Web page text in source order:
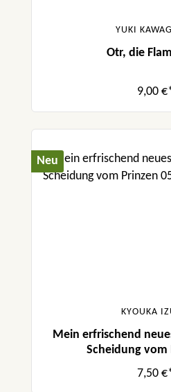
YUKI
Otr, die
9,00
Neu
KYOUKA
Mein erfrischend
Scheidung vom
7,50